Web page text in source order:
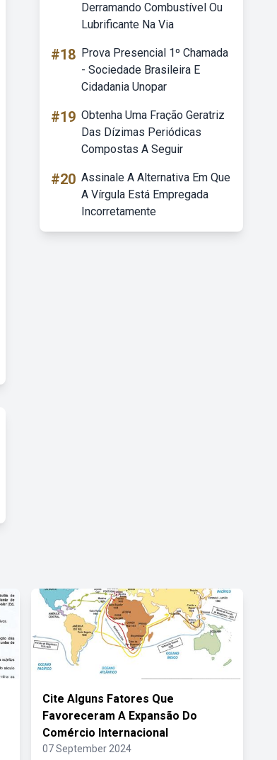
Derramando Combustível Ou
Lubrificante Na Via
#18 Prova Presencial 1º Chamada
- Sociedade Brasileira E
Cidadania Unopar
#19 Obtenha Uma Fração Geratriz
Das Dízimas Periódicas
Compostas A Seguir
#20 Assinale A Alternativa Em Que
A Vírgula Está Empregada
Incorretamente
Cite Alguns Fatores Que
Favoreceram A Expansão Do
Comércio Internacional
07 September 2024